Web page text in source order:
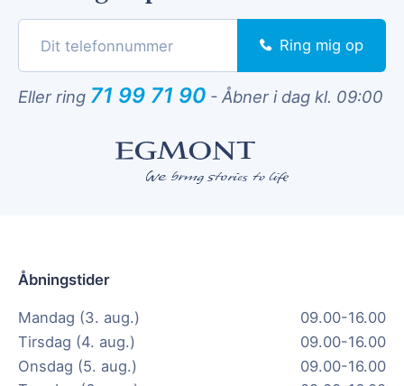
Ring mig op
Eller ring 71 99 71 90 - Åbner i dag kl. 09:00
Åbningstider
Mandag (3. aug.)
09.00-16.00
Tirsdag (4. aug.)
09.00-16.00
Onsdag (5. aug.)
09.00-16.00